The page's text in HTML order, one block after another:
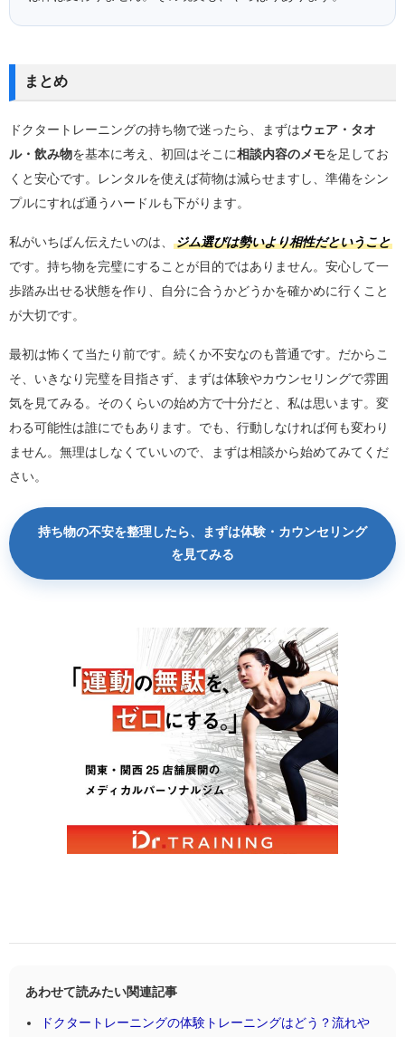
まとめ
ドクタートレーニングの持ち物で迷ったら、まずはウェア・タオ
ル・飲み物を基本に考え、初回はそこに相談内容のメモを足してお
くと安心です。レンタルを使えば荷物は減らせますし、準備をシン
プルにすれば通うハードルも下がります。
私がいちばん伝えたいのは、
ジム選びは勢いより相性だということ
です。持ち物を完璧にすることが目的ではありません。安心して一
歩踏み出せる状態を作り、自分に合うかどうかを確かめに行くこと
が大切です。
最初は怖くて当たり前です。続くか不安なのも普通です。だからこ
そ、いきなり完璧を目指さず、まずは体験やカウンセリングで雰囲
気を見てみる。そのくらいの始め方で十分だと、私は思います。変
わる可能性は誰にでもあります。でも、行動しなければ何も変わり
ません。無理はしなくていいので、まずは相談から始めてみてくだ
さい。
持ち物の不安を整理したら、まずは体験・カウンセリング
を見てみる
あわせて読みたい関連記事
ドクタートレーニングの体験トレーニングはどう？流れや